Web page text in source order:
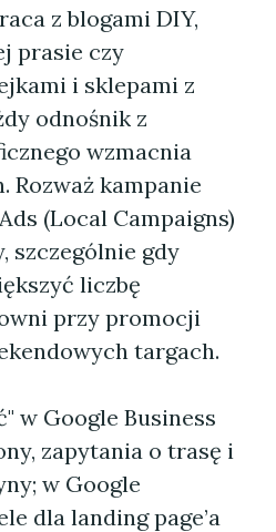
z blogami DIY,
prasie czy
i sklepami z
odnośnik z
wzmacnia
Rozważ kampanie
(Local Campaigns)
szczególnie gdy
liczbę
przy promocji
targach.
w Google Business
zapytania o trasę i
w Google
dla landing page’a